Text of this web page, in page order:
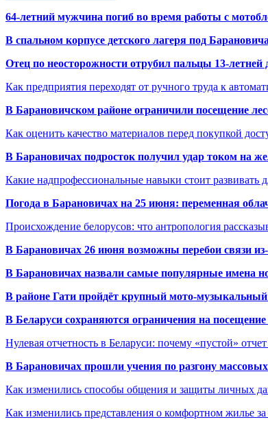
64-летний мужчина погиб во время работы с
В спальном корпусе детского лагеря под
Отец по неосторожности отрубил пальцы 13-летней
Как предприятия переходят от ручного труда к
В Барановичском районе ограничили посещение
Как оценить качество материалов перед покупкой
В Барановичах подросток получил удар током на
Какие надпрофессиональные навыки стоит развивать
Погода в Барановичах на 25 июня: переменная
Происхождение белорусов: что антропология
В Барановичах 26 июня возможны перебои связи
В Барановичах назвали самые популярные имена
В районе Гати пройдёт крупный мото-музыкальный
В Беларуси сохраняются ограничения на посещение
Нулевая отчетность в Беларуси: почему «пустой»
В Барановичах прошли учения по разгону
Как изменились способы общения и защиты личных
Как изменились представления о комфортном жилье за